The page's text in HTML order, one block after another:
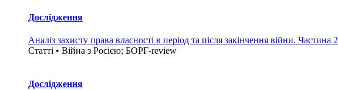
Дослідження
Аналіз захисту права власності в період та після закінчення війни. Частина 2
Статті • Війна з Росією; БОРГ-review
Дослідження